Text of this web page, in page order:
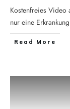
Kostenfreies Video
nur eine
Read More